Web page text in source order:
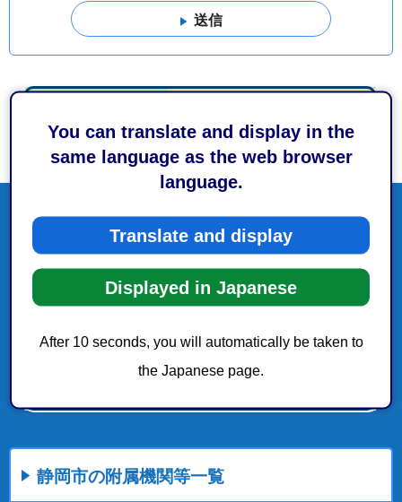
You can translate and display in the
same language as the web browser
language.
Translate and display
Displayed in Japanese
After 10 seconds, you will automatically be taken to
the Japanese page.
静岡市の附属機関等一覧